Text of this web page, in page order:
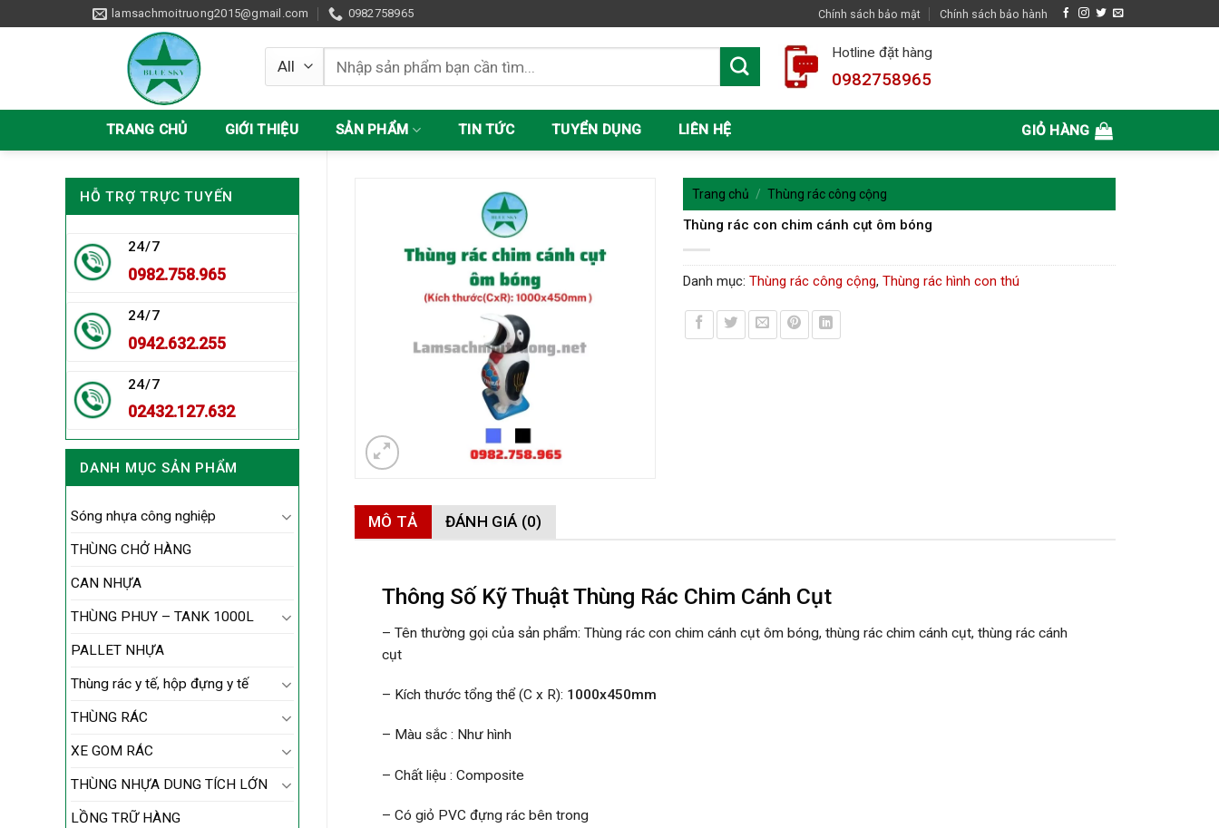
to
lamsachmoitruong2015@gmail.com 0982758965 Chính sách bảo mật Chính sách bảo hành
Tìm
kiếm:
Hotline đặt hàng
0982758965
TRANG CHỦ GIỚI THIỆU SẢN PHẨM TIN TỨC TUYỂN DỤNG LIÊN HỆ GIỎ HÀNG
HỖ TRỢ TRỰC TUYẾN
24/7
0982.758.965
24/7
0942.632.255
24/7
02432.127.632
DANH MỤC SẢN PHẨM
Sóng nhựa công nghiệp
THÙNG CHỞ HÀNG
CAN NHỰA
THÙNG PHUY – TANK 1000L
PALLET NHỰA
Thùng rác y tế, hộp đựng y tế
THÙNG RÁC
XE GOM RÁC
THÙNG NHỰA DUNG TÍCH LỚN
LỒNG TRỮ HÀNG
Trang chủ / Thùng rác công cộng
Thùng rác con chim cánh cụt ôm bóng
Danh mục:Thùng rác công cộng,Thùng rác hình con thú
MÔ TẢ ĐÁNH GIÁ (0)
Thông Số Kỹ Thuật Thùng Rác Chim Cánh Cụt
– Tên thường gọi của sản phẩm: Thùng rác con chim cánh cụt ôm bóng, thùng rác chim cánh cụt, thùng rác cánh
cụt
– Kích thước tổng thể (C x R): 1000x450mm
– Màu sắc : Như hình
– Chất liệu : Composite
– Có giỏ PVC đựng rác bên trong